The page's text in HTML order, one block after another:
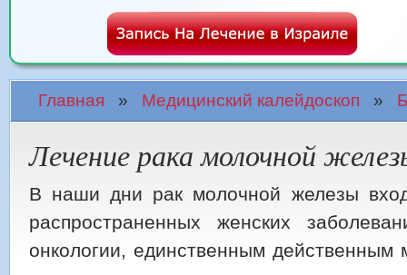
Вы здесь
Главная » Медицинский калейдоскоп »
Лечение рака молочной
В наши дни рак молочной железы
распространенных женских
онкологии, единственным действенным